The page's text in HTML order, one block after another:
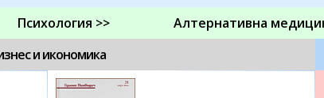
Психология >> Алтернативна
и икономика